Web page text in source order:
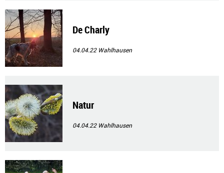
De Charly
04.04.22 Wahlhausen
Natur
04.04.22 Wahlhausen